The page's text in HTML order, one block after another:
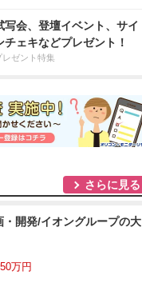
写会、登壇イベント、サイ
チェキなどプレゼント！
レゼント特集
さらに見る
・開発/イオングループの大
万円